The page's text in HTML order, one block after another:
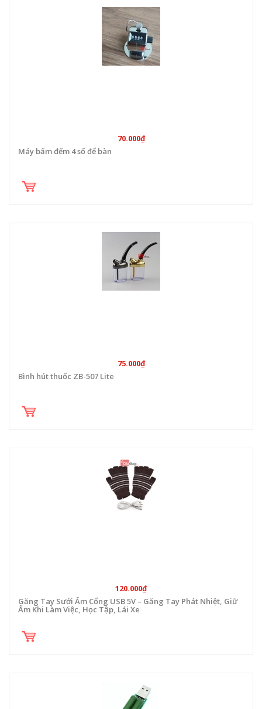
70.000₫
Máy bấm đếm 4 số để bàn
75.000₫
Bình hút thuốc ZB-507 Lite
120.000₫
Găng Tay Sưởi Ấm Cổng USB 5V – Găng Tay Phát Nhiệt, Giữ
Ấm Khi Làm Việc, Học Tập, Lái Xe